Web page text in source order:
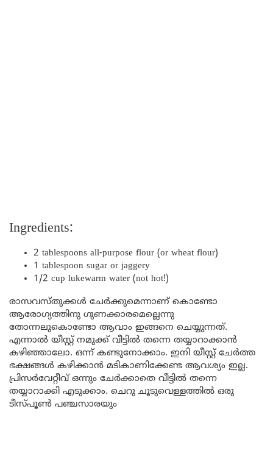
Ingredients:
2 tablespoons all-purpose flour (or wheat flour)
1 tablespoon sugar or jaggery
1/2 cup lukewarm water (not hot!)
രാസവസ്തുക്കൾ ചേർക്കുമെന്നാണ് കൊണ്ടോ
ആരോഗ്യത്തിനു ഗുണക്കാരമെല്ലെന്നു
തോന്നലുകൊണ്ടോ ആവാം ഇങ്ങനെ ചെയ്യുന്നത്.
എന്നാൽ യീസ്റ്റ് നമുക്ക് വീട്ടിൽ തന്നെ തയ്യാറാക്കാൻ
കഴിഞ്ഞാലോ. ഒന്ന് കണ്ടുനോക്കാം. ഇനി യീസ്റ്റ് ചേർത്ത
ഭക്ഷങ്ങൾ കഴിക്കാൻ മടികാണിക്കേണ്ട ആവശ്യം ഇല്ല.
പ്രിസർവേറ്റീവ് ഒന്നും ചേർക്കാതെ വീട്ടിൽ തന്നെ
തയ്യാറാക്കി എടുക്കാം. ചെറു ചൂടുവെള്ളത്തിൽ ഒരു
ടീസ്പൂൺ പഞ്ചസാരയും